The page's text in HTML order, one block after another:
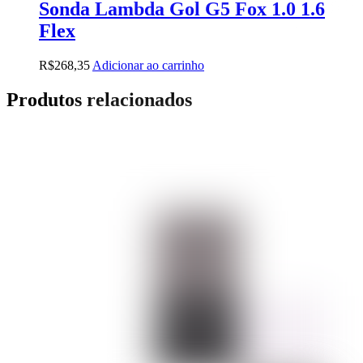
Sonda Lambda Gol G5 Fox 1.0 1.6
Flex
R$268,35 Adicionar ao carrinho
Produtos relacionados